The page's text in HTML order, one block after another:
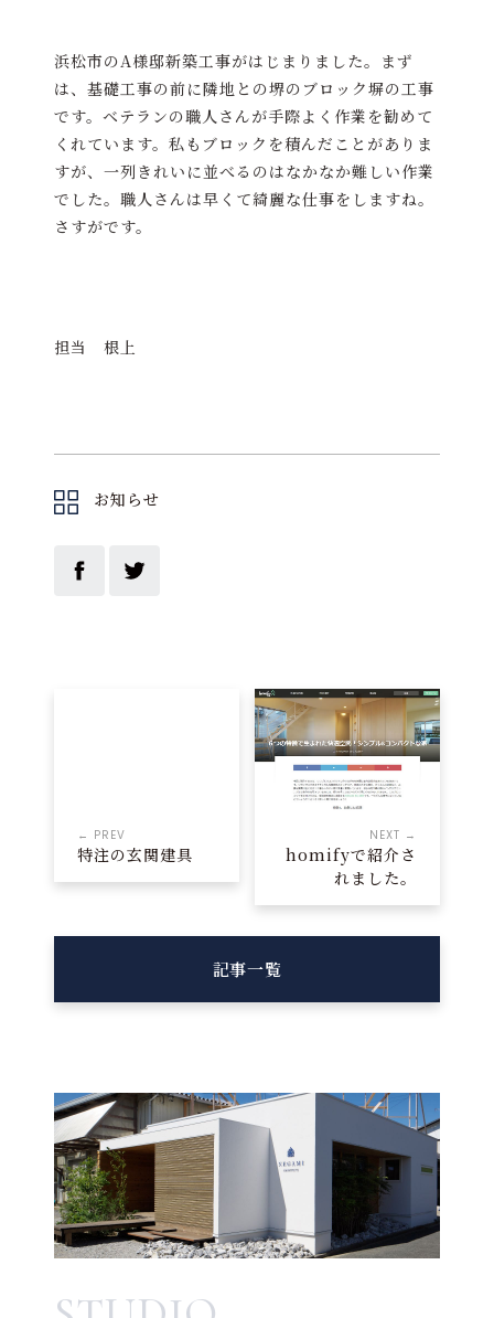
浜松市のA様邸新築工事がはじまりました。まず
は、基礎工事の前に隣地との堺のブロック塀の工事
です。ベテランの職人さんが手際よく作業を勧めて
くれています。私もブロックを積んだことがありま
すが、一列きれいに並べるのはなかなか難しい作業
でした。職人さんは早くて綺麗な仕事をしますね。
さすがです。
担当 根上
お知らせ
← PREV
特注の玄関建具
NEXT →
homifyで紹介さ
れました。
記事一覧